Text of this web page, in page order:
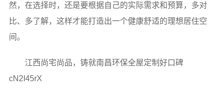
然，在选择时，还是要根据自己的实际需求和预算，多对
比、多了解，这样才能打造出一个健康舒适的理想居住空
间。
江西尚宅尚品，铸就南昌环保全屋定制好口碑
cN2I45rX